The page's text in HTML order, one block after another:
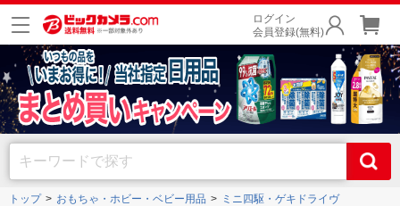
ログイン
会員登録(無料)
トップ おもちゃ・ホビー・ベビー用品 ミニ四駆・ゲキドライヴ